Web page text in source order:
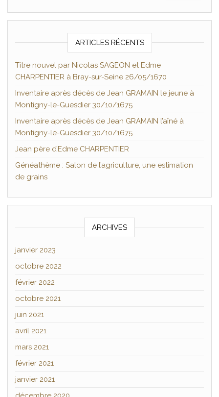
ARTICLES RÉCENTS
Titre nouvel par Nicolas SAGEON et Edme
CHARPENTIER à Bray-sur-Seine 26/05/1670
Inventaire après décès de Jean GRAMAIN le jeune à
Montigny-le-Guesdier 30/10/1675
Inventaire après décès de Jean GRAMAIN l’aîné à
Montigny-le-Guesdier 30/10/1675
Jean père d’Edme CHARPENTIER
Généathème : Salon de l’agriculture, une estimation
de grains
ARCHIVES
janvier 2023
octobre 2022
février 2022
octobre 2021
juin 2021
avril 2021
mars 2021
février 2021
janvier 2021